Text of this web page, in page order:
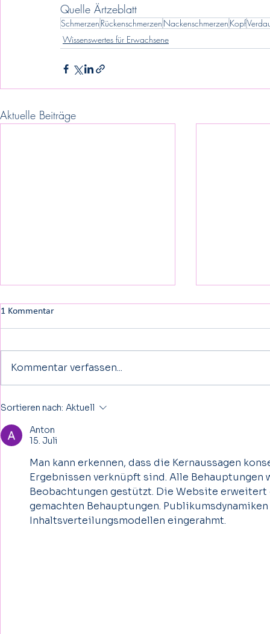
Quelle Ärtzeblatt
Schmerzen Rückenschmerzen Nackenschmerzen Kopf
Wissenswertes für Erwachsene
Aktuelle Beiträge
Wissenschaft: CUREO® – Warum
Rehabilitation revolutioniert
1 Kommentar
Kommentar verfassen...
Sortieren nach: Aktuell
Anton
15. Juli
Man kann erkennen, dass die Kernaussagen
Ergebnissen verknüpft sind. Alle
Beobachtungen gestützt. Die Website
gemachten Behauptungen.
Inhaltsverteilungsmodellen eingerahmt.